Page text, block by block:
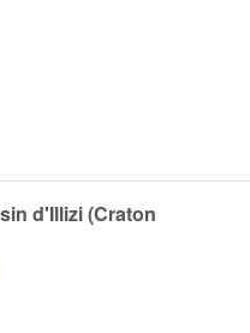
d'Illizi (Craton